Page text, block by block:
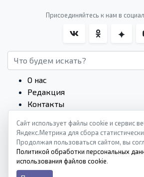
Присоединяйтесь к нам в
О нас
Редакция
Контакты
Пользовательское
Монетизация сайтов
Политика
Политика cookies
Сайт использует файлы cookie и сервис
Яндекс.Метрика для сбора
Продолжая пользоваться сайтом, вы
Политикой обработки персональных
использования файлов cookie.